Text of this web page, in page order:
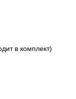
в комплект)